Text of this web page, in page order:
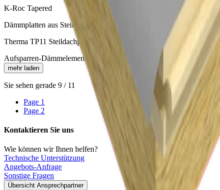
K-Roc Tapered
Dämmplatten aus Steinwolle für Gefälledächer
Therma TP11 Steildachplatte
Aufsparren-Dämmelement mit aufkaschierter Unterspannbahn
mehr laden
Sie sehen gerade 9 / 11
Page 1
Page 2
Kontaktieren Sie uns
Wie können wir Ihnen helfen?
Technische Unterstützung
Angebots-Anfrage
Sonstige Fragen
Übersicht Ansprechpartner